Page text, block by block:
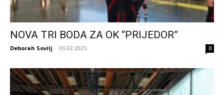
NOVA TRI BODA ZA OK “PRIJEDOR”
Deborah Sovilj - 03.02.2025. 0